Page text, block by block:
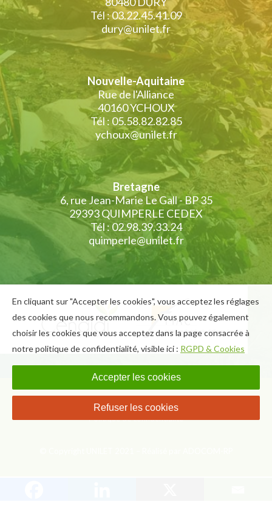
Tél : 03.22.45.41.09
dury@unilet.fr
Nouvelle-Aquitaine
Rue de l'Alliance
40160 YCHOUX
Tél : 05.58.82.82.85
ychoux@unilet.fr
Bretagne
6, rue Jean-Marie Le Gall - BP 35
29393 QUIMPERLE CEDEX
Tél : 02.98.39.33.24
quimperle@unilet.fr
Presse
Mentions légales
Politique de confidentialité
En cliquant sur "Accepter les cookies", vous acceptez les réglages
des cookies que nous recommandons. Vous pouvez également
choisir les cookies que vous acceptez dans la page consacrée à
notre politique de confidentialité, visible ici : RGPD & Cookies
Accepter les cookies
Refuser les cookies